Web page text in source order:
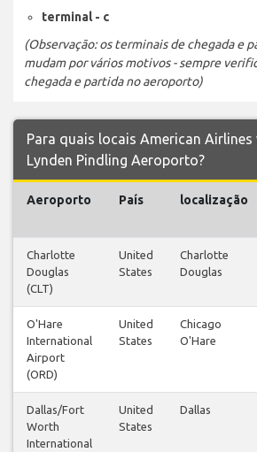
terminal - c
(Observação: os terminais de chegada e
mudam por vários motivos - sempre
chegada e partida no aeroporto)
Para quais locais American Airlines
Lynden Pindling Aeroporto?
Aeroporto País localização
Charlotte
Douglas
(CLT)
United
States
Charlotte
Douglas
O'Hare
International
Airport
(ORD)
United
States
Chicago
O'Hare
Dallas/Fort
Worth
International
United
States
Dallas